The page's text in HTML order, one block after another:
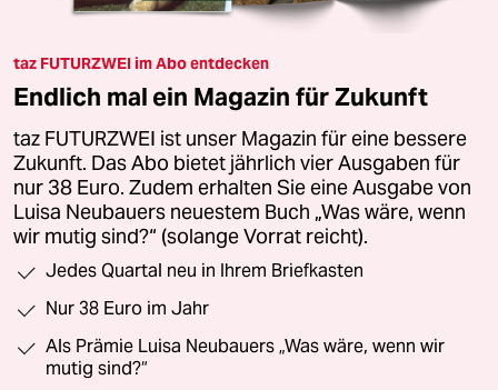
taz FUTURZWEI im Abo entdecken
Endlich mal ein Magazin für Zukunft
taz FUTURZWEI ist unser Magazin für eine bessere
Zukunft. Das Abo bietet jährlich vier Ausgaben für
nur 38 Euro. Zudem erhalten Sie eine Ausgabe von
Luisa Neubauers neuestem Buch „Was wäre, wenn
wir mutig sind?“ (solange Vorrat reicht).
Jedes Quartal neu in Ihrem Briefkasten
Nur 38 Euro im Jahr
Als Prämie Luisa Neubauers „Was wäre, wenn wir
mutig sind?“